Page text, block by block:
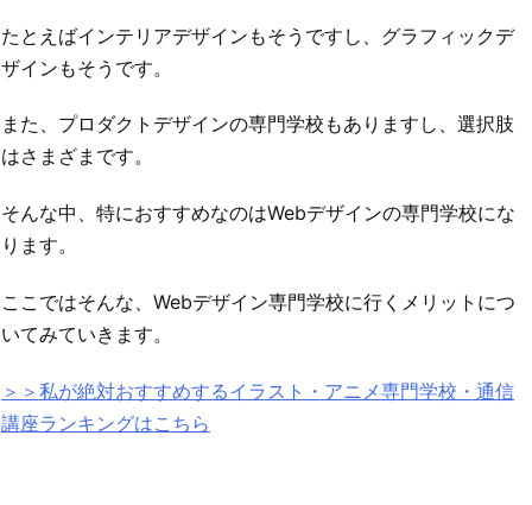
たとえばインテリアデザインもそうですし、グラフィックデ
ザインもそうです。
また、プロダクトデザインの専門学校もありますし、選択肢
はさまざまです。
そんな中、特におすすめなのはWebデザインの専門学校にな
ります。
ここではそんな、Webデザイン専門学校に行くメリットにつ
いてみていきます。
＞＞私が絶対おすすめするイラスト・アニメ専門学校・通信
講座ランキングはこちら